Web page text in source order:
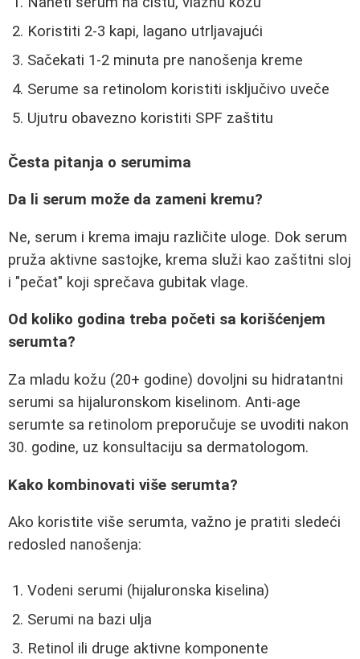
Koristiti 2-3 kapi, lagano utrljavajući
Sačekati 1-2 minuta pre nanošenja kreme
Serume sa retinolom koristiti isključivo uveče
Ujutru obavezno koristiti SPF zaštitu
Česta pitanja o serumima
Da li serum može da zameni kremu?
Ne, serum i krema imaju različite uloge. Dok serum
pruža aktivne sastojke, krema služi kao zaštitni sloj
i "pečat" koji sprečava gubitak vlage.
Od koliko godina treba početi sa korišćenjem
serumta?
Za mladu kožu (20+ godine) dovoljni su hidratantni
serumi sa hijaluronskom kiselinom. Anti-age
serumte sa retinolom preporučuje se uvoditi nakon
30. godine, uz konsultaciju sa dermatologom.
Kako kombinovati više serumta?
Ako koristite više serumta, važno je pratiti sledeći
redosled nanošenja:
Vodeni serumi (hijaluronska kiselina)
Serumi na bazi ulja
Retinol ili druge aktivne komponente